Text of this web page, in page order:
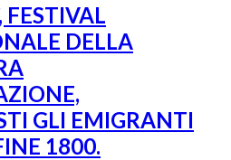
FESTIVAL
DELLA
GLI EMIGRANTI
1800.